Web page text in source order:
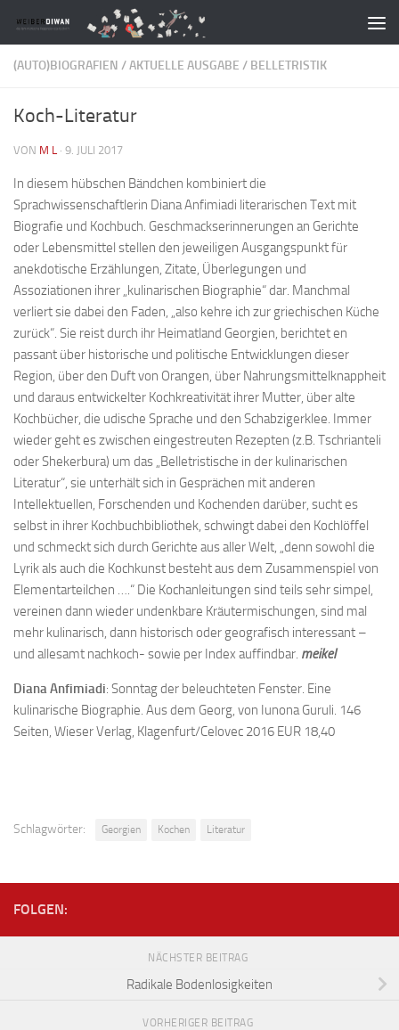
Zum Inhalt springen
(AUTO)BIOGRAFIEN /AKTUELLE AUSGABE / BELLETRISTIK
Koch-Literatur
VON M L · 9. JULI 2017
In diesem hübschen Bändchen kombiniert die
Sprachwissenschaftlerin Diana Anfimiadi literarischen Text mit
Biografie und Kochbuch. Geschmackserinnerungen an Gerichte
oder Lebensmittel stellen den jeweiligen Ausgangspunkt für
anekdotische Erzählungen, Zitate, Überlegungen und
Assoziationen ihrer „kulinarischen Biographie“ dar. Manchmal
verliert sie dabei den Faden, „also kehre ich zur griechischen Küche
zurück“. Sie reist durch ihr Heimatland Georgien, berichtet en
passant über historische und politische Entwicklungen dieser
Region, über den Duft von Orangen, über Nahrungsmittelknappheit
und daraus entwickelter Kochkreativität ihrer Mutter, über alte
Kochbücher, die udische Sprache und den Schabzigerklee. Immer
wieder geht es zwischen eingestreuten Rezepten (z.B. Tschrianteli
oder Shekerbura) um das „Belletristische in der kulinarischen
Literatur“, sie unterhält sich in Gesprächen mit anderen
Intellektuellen, Forschenden und Kochenden darüber, sucht es
selbst in ihrer Kochbuchbibliothek, schwingt dabei den Kochlöffel
und schmeckt sich durch Gerichte aus aller Welt, „denn sowohl die
Lyrik als auch die Kochkunst besteht aus dem Zusammenspiel von
Elementarteilchen ….“ Die Kochanleitungen sind teils sehr simpel,
vereinen dann wieder undenkbare Kräutermischungen, sind mal
mehr kulinarisch, dann historisch oder geografisch interessant –
und allesamt nachkoch- sowie per Index auffindbar. meikel
Diana Anfimiadi: Sonntag der beleuchteten Fenster. Eine
kulinarische Biographie. Aus dem Georg, von Iunona Guruli. 146
Seiten, Wieser Verlag, Klagenfurt/Celovec 2016 EUR 18,40
Schlagwörter: Georgien Kochen Literatur
FOLGEN:
NÄCHSTER BEITRAG
Radikale Bodenlosigkeiten
VORHERIGER BEITRAG